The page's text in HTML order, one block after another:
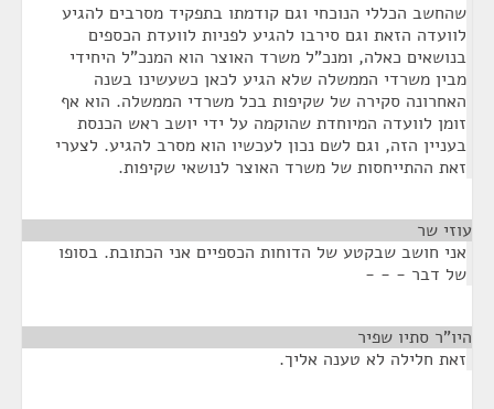
שהחשב הכללי הנוכחי וגם קודמתו בתפקיד מסרבים להגיע
לוועדה הזאת וגם סירבו להגיע לפניות לוועדת הכספים
בנושאים כאלה, ומנכ"ל משרד האוצר הוא המנכ"ל היחידי
מבין משרדי הממשלה שלא הגיע לכאן כשעשינו בשנה
האחרונה סקירה של שקיפות בכל משרדי הממשלה. הוא אף
זומן לוועדה המיוחדת שהוקמה על ידי יושב ראש הכנסת
בעניין הזה, וגם לשם נכון לעכשיו הוא מסרב להגיע. לצערי
זאת ההתייחסות של משרד האוצר לנושאי שקיפות.
עוזי שר
אני חושב שבקטע של הדוחות הכספיים אני הכתובת. בסופו
של דבר - - -
היו"ר סתיו שפיר
זאת חלילה לא טענה אליך.